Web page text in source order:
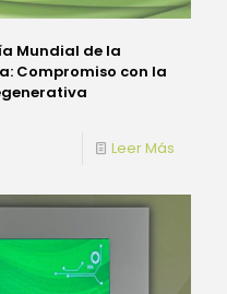
Mundial de la
Compromiso con la
Leer Más